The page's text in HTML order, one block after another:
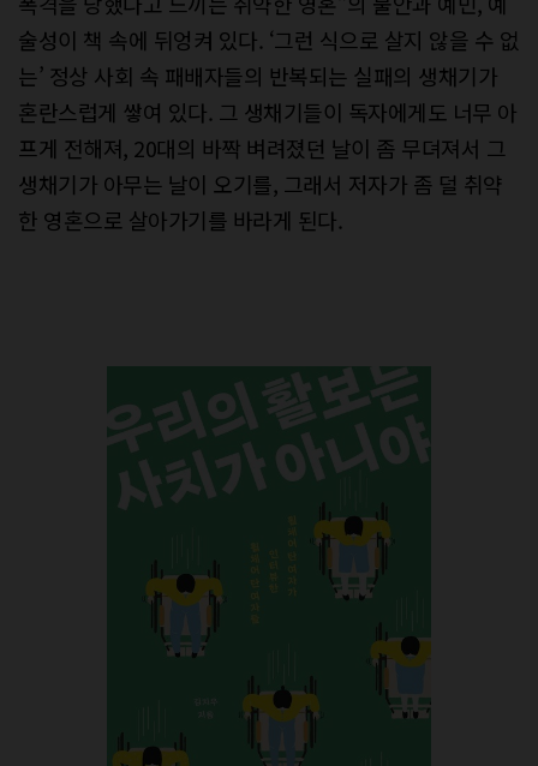
술성이 책 속에 뒤엉켜 있다. ‘그런 식으로 살지 않을 수 없
는’ 정상 사회 속 패배자들의 반복되는 실패의 생채기가
혼란스럽게 쌓여 있다. 그 생채기들이 독자에게도 너무 아
프게 전해져, 20대의 바짝 벼려졌던 날이 좀 무뎌져서 그
생채기가 아무는 날이 오기를, 그래서 저자가 좀 덜 취약
한 영혼으로 살아가기를 바라게 된다.